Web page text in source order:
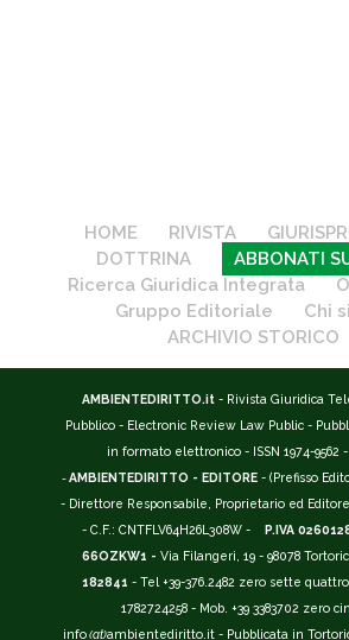
HOME RIVISTA
DOTTRINA
ABBONATI
Ricerca Giuridica Integrata
Gruppo Editoriale
Chi
ARCHIVIO STORICO
AMBIENTEDIRITTO.it - Rivista Giuridica
Pubblico - Electronic Review Law Public -
in formato elettronico - ISSN 1974-9562 -
-AMBIENTEDIRITTO - EDITORE - (Prefisso
- Direttore Responsabile, Proprietario ed
- C.F.: CNTFLV64H26L308W -
P.IVA
66OZKW1 - Via Filangeri, 19 - 98078
182841 - Tel +39-376.2482 zero sette
1782724258 - Mob. +39 3383702 zero
info(at)ambientediritto.it - Pubblicata in